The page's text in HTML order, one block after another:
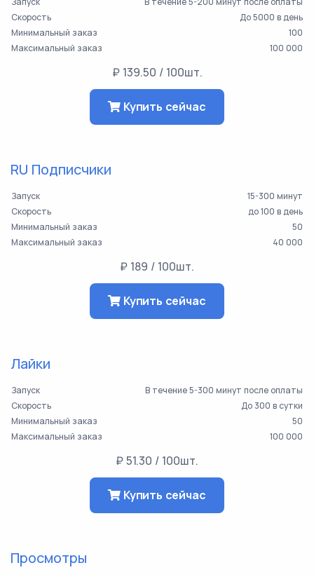
Скорость
До 5000 в день
Минимальный заказ
100
Максимальный заказ
100 000
₽ 139.50 / 100шт.
Купить сейчас
RU Подписчики
Запуск
15-300 минут
Скорость
до 100 в день
Минимальный заказ
50
Максимальный заказ
40 000
₽ 189 / 100шт.
Купить сейчас
Лайки
Запуск
В течение 5-300 минут после оплаты
Скорость
До 300 в сутки
Минимальный заказ
50
Максимальный заказ
100 000
₽ 51.30 / 100шт.
Купить сейчас
Просмотры